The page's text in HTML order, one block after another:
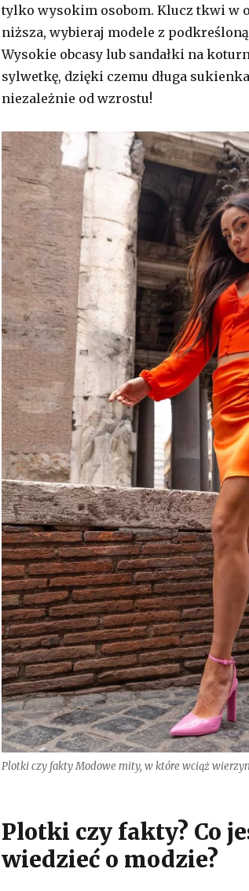
tylko wysokim osobom. Klucz tkwi w
niższa, wybieraj modele z
Wysokie obcasy lub sandałki na
sylwetkę, dzięki czemu długa
niezależnie od wzrostu!
Plotki czy fakty Modowe mity, w które wciąż
Plotki czy fakty? Co
wiedzieć o modzie?